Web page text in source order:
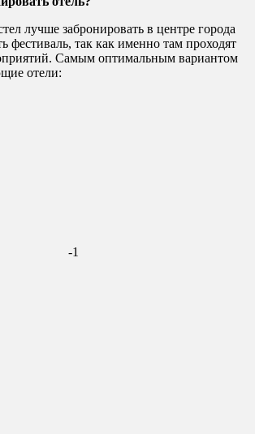
лучше забронировать в центре города
фестиваль, так как именно там проходят
Самым оптимальным вариантом
отели:
-1